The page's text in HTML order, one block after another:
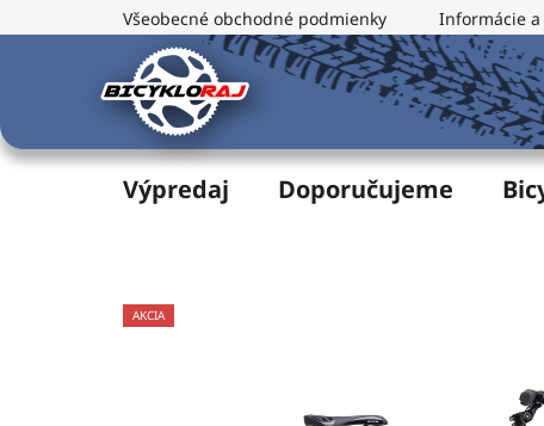
na
Všeobecné obchodné podmienky Informácie
Výpredaj Doporučujeme
AKCIA